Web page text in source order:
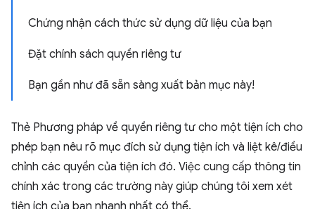
Chứng nhận cách thức sử dụng dữ liệu của bạn
Đặt chính sách quyền riêng tư
Bạn gần như đã sẵn sàng xuất bản mục này!
Thẻ Phương pháp về quyền riêng tư cho một tiện ích cho
phép bạn nêu rõ mục đích sử dụng tiện ích và liệt kê/điều
chỉnh các quyền của tiện ích đó. Việc cung cấp thông tin
chính xác trong các trường này giúp chúng tôi xem xét
tiện ích của bạn nhanh nhất có thể.